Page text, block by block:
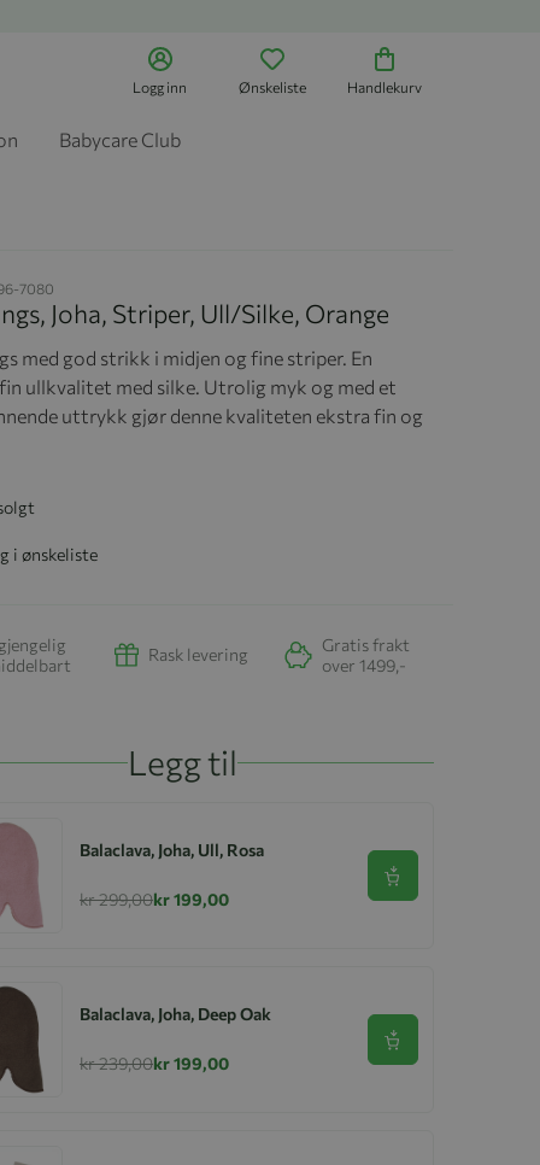
Logg inn Ønskeliste Handlekurv
Babycare Club
7080
Joha, Striper, Ull/Silke, Orange
med god strikk i midjen og fine striper. En
ullkvalitet med silke. Utrolig myk og med et
uttrykk gjør denne kvaliteten ekstra fin og
i ønskeliste
Rask levering
Gratis frakt
over 1499,-
Legg til
Balaclava, Joha, Ull, Rosa
kr 299,00kr 199,00
Se produkt
Balaclava, Joha, Deep Oak
kr 239,00kr 199,00
Se produkt